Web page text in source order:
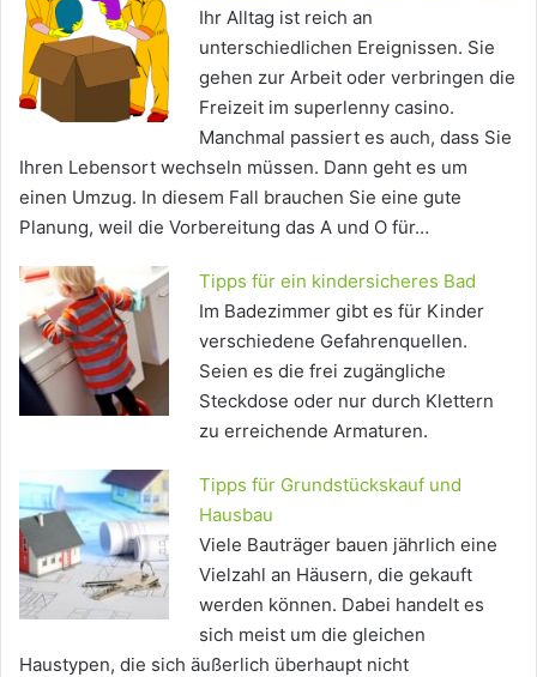
Ihr Alltag ist reich an
unterschiedlichen Ereignissen. Sie
gehen zur Arbeit oder verbringen die
Freizeit im superlenny casino.
Manchmal passiert es auch, dass Sie
Ihren Lebensort wechseln müssen. Dann geht es um
einen Umzug. In diesem Fall brauchen Sie eine gute
Planung, weil die Vorbereitung das A und O für…
Tipps für ein kindersicheres Bad
Im Badezimmer gibt es für Kinder
verschiedene Gefahrenquellen.
Seien es die frei zugängliche
Steckdose oder nur durch Klettern
zu erreichende Armaturen.
Tipps für Grundstückskauf und
Hausbau
Viele Bauträger bauen jährlich eine
Vielzahl an Häusern, die gekauft
werden können. Dabei handelt es
sich meist um die gleichen
Haustypen, die sich äußerlich überhaupt nicht